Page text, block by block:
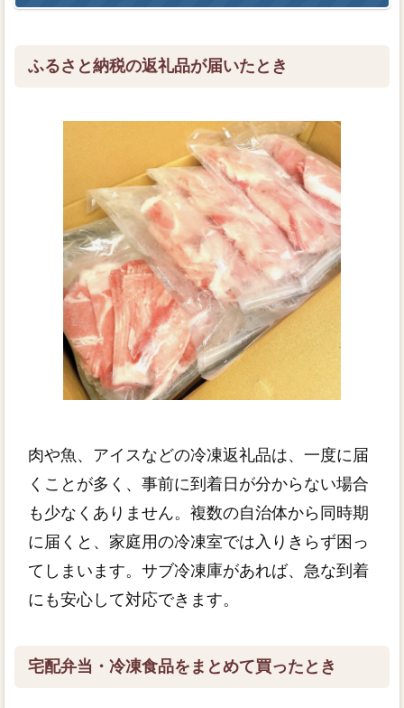
ふるさと納税の返礼品が届いたとき
肉や魚、アイスなどの冷凍返礼品は、一度に届
くことが多く、事前に到着日が分からない場合
も少なくありません。複数の自治体から同時期
に届くと、家庭用の冷凍室では入りきらず困っ
てしまいます。サブ冷凍庫があれば、急な到着
にも安心して対応できます。
宅配弁当・冷凍食品をまとめて買ったとき